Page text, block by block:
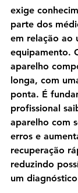
exige
parte dos
em relação ao
equipamento.
aparelho
longa, com
ponta. É
profissional
aparelho com
erros e
recuperação
reduzindo
um